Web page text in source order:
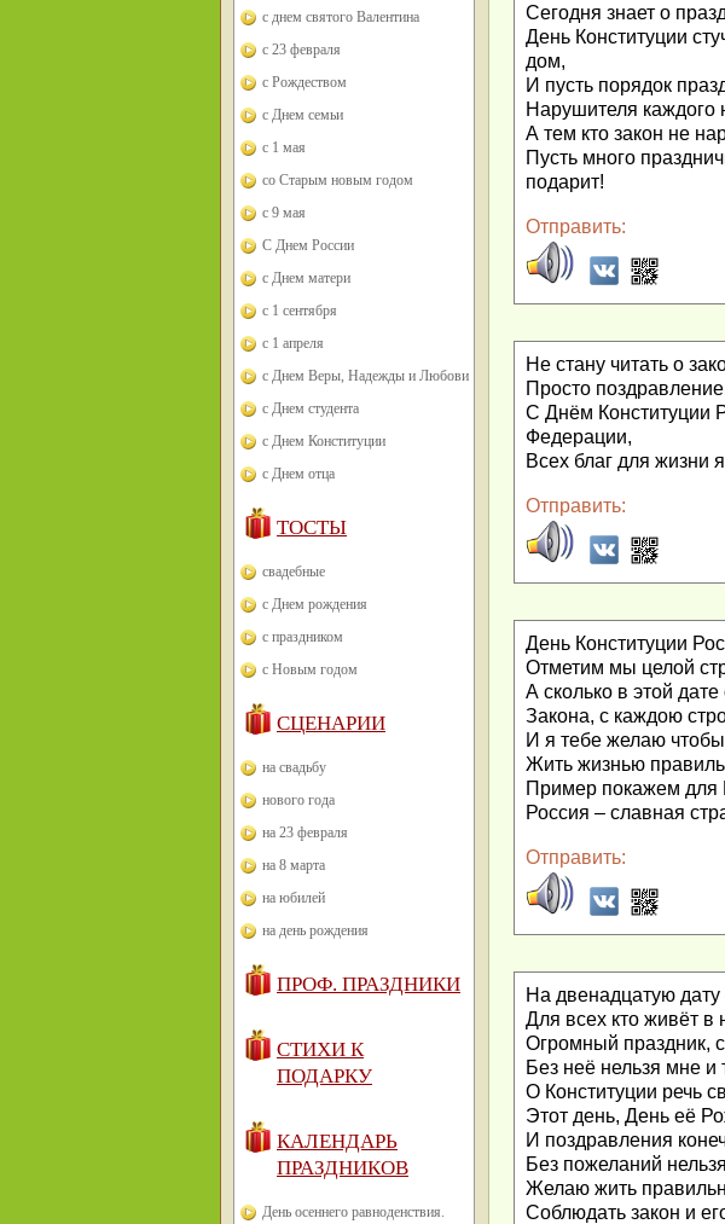
с днем святого Валентина
с 23 февраля
с Рождеством
с Днем семьи
с 1 мая
со Старым новым годом
с 9 мая
С Днем России
с Днем матери
с 1 сентября
с 1 апреля
с Днем Веры, Надежды и Любови
с Днем студента
с Днем Конституции
с Днем отца
ТОСТЫ
свадебные
с Днем рождения
с праздником
с Новым годом
СЦЕНАРИИ
на свадьбу
нового года
на 23 февраля
на 8 марта
на юбилей
на день рождения
ПРОФ. ПРАЗДНИКИ
СТИХИ К
ПОДАРКУ
КАЛЕНДАРЬ
ПРАЗДНИКОВ
День осеннего равноденствия.
Сегодня знает о
День Конституции
дом,
И пусть порядок
Нарушителя каждого
А тем кто закон не
Пусть много
подарит!
Отправить:
Не стану читать о
Просто
С Днём Конституции
Федерации,
Всех благ для жизни
Отправить:
День Конституции
Отметим мы целой
А сколько в этой
Закона, с каждою
И я тебе желаю
Жить жизнью
Пример покажем для
Россия – славная
Отправить:
На двенадцатую дату
Для всех кто живёт в
Огромный праздник,
Без неё нельзя мне и
О Конституции речь
Этот день, День её
И поздравления
Без пожеланий
Желаю жить
Соблюдать закон и